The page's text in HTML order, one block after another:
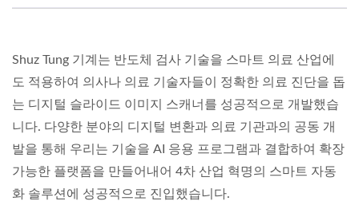
Shuz Tung 기계는 반도체 검사 기술을 스마트 의료 산업에
도 적용하여 의사나 의료 기술자들이 정확한 의료 진단을 돕
는 디지털 슬라이드 이미지 스캐너를 성공적으로 개발했습
니다. 다양한 분야의 디지털 변환과 의료 기관과의 공동 개
발을 통해 우리는 기술을 AI 응용 프로그램과 결합하여 확장
가능한 플랫폼을 만들어내어 4차 산업 혁명의 스마트 자동
화 솔루션에 성공적으로 진입했습니다.